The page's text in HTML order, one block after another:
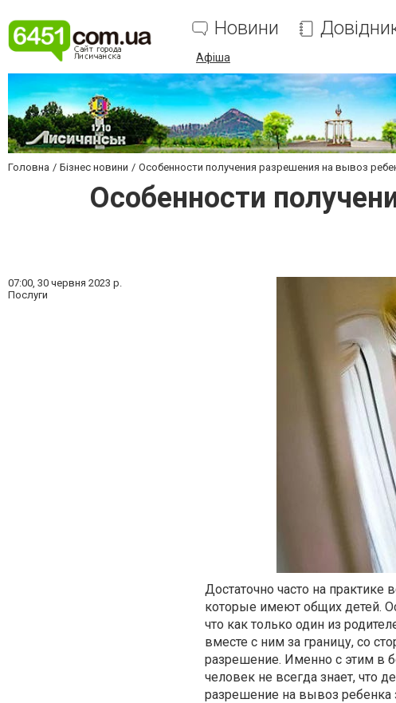
Новини
Афіша
Головна Бізнес новини Особенности получения разрешения на вывоз
Особенности
07:00, 30 червня 2023 р.
Послуги
Достаточно часто на практике
которые имеют общих детей.
что как только один из
вместе с ним за границу, со
разрешение. Именно с этим в
человек не всегда знает, что
разрешение на вывоз ребенка